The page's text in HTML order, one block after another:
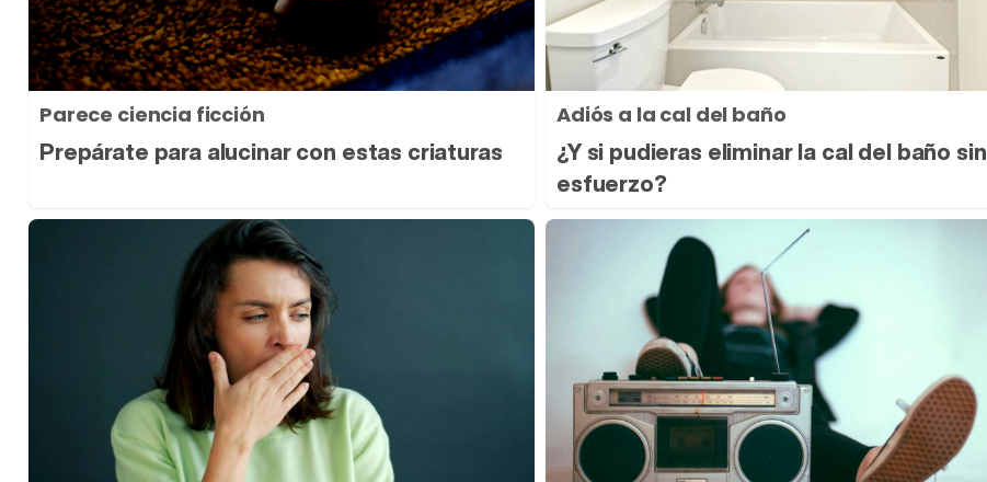
Parece ciencia ficción
Prepárate para alucinar con estas criaturas
Adiós a la cal del baño
¿Y si pudieras eliminar la cal del baño sin
esfuerzo?